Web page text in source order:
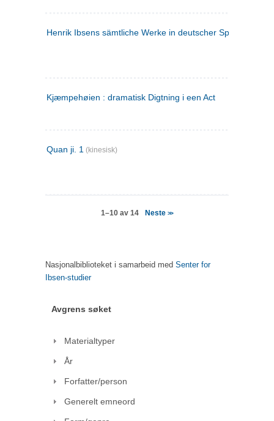
Henrik Ibsens sämtliche Werke in deutscher Sprache. 2
Kjæmpehøien : dramatisk Digtning i een Act
Quan ji. 1 (kinesisk)
1–10 av 14 Neste>>
Nasjonalbiblioteket i samarbeid med Senter for
Ibsen-studier
Avgrens søket
Materialtyper
År
Forfatter/person
Generelt emneord